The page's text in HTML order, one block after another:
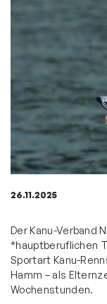
26.11.2025
Der Kanu-Verband
*hauptberuflichen
Sportart Kanu-
Hamm – als
Wochenstunden.